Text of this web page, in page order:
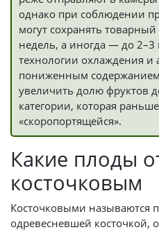
однако при соблюдении
могут сохранять
недель, а иногда — до
технологии охлаждения и
пониженным
увеличить долю фруктов
категории, которая
«скоропортящейся».
Какие плоды
косточковым
Косточковыми называются
одревесневшей косточкой,